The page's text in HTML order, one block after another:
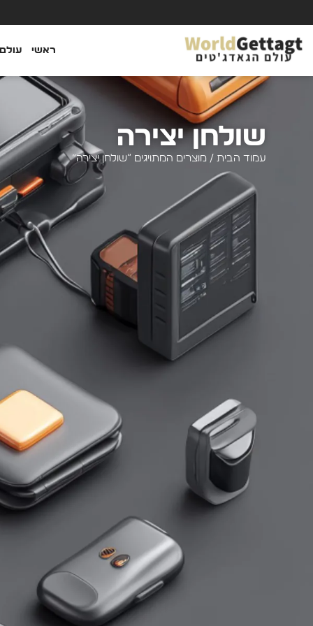
ראשי
שולחן יצירה
עמוד הבית / מוצרים המתויגים “שולחן יצירה”